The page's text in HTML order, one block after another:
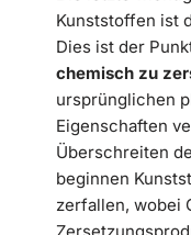
Kunststoffen ist
Dies ist der
chemisch zu
ursprünglichen
Eigenschaften
Überschreiten
beginnen
zerfallen, wobei